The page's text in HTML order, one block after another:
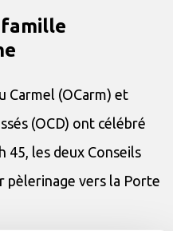
Carmel (OCarm) et
(OCD) ont célébré
45, les deux Conseils
pèlerinage vers la Porte